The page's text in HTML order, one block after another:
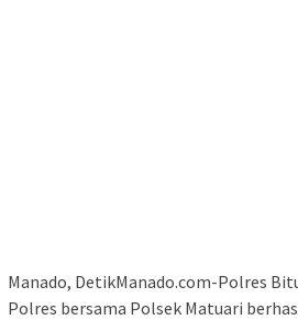
Manado, DetikManado.com-Polres
Polres bersama Polsek Matuari